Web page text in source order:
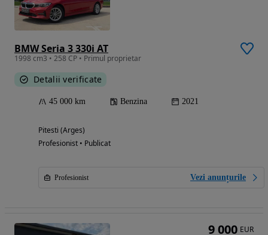
BMW Seria 3 330i AT
1998 cm3 • 258 CP • Primul proprietar
Detalii verificate
45 000 km Benzina 2021
Pitesti (Arges)
Profesionist • Publicat
Profesionist Vezi anunțurile
9 000 EUR